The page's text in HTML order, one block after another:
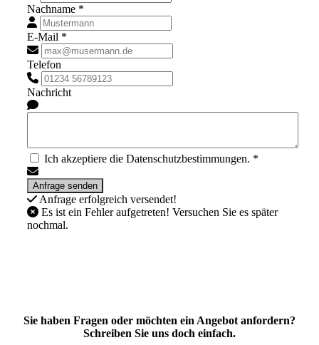
Nachname *
E-Mail *
Telefon
Nachricht
Ich akzeptiere die Datenschutzbestimmungen. *
Anfrage erfolgreich versendet!
Es ist ein Fehler aufgetreten! Versuchen Sie es später
nochmal.
Sie haben Fragen oder möchten ein Angebot anfordern?
Schreiben Sie uns doch einfach.